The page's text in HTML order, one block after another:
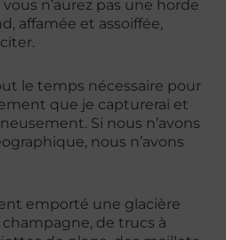
n’aurez pas une horde
affamée et assoiffée,
le temps nécessaire pour
que je capturerai et
Si nous n’avons
nous n’avons
emporté une glacière
de trucs à